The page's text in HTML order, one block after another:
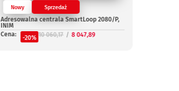
Nowy Sprzedaż
Adresowalna centrala SmartLoop 2080/P,
INIM
Cena:
-20% 10 060,17 8 047,89